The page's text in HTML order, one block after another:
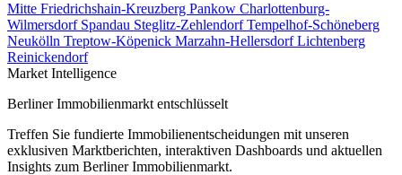
Mitte Friedrichshain-Kreuzberg Pankow Charlottenburg-
Wilmersdorf Spandau Steglitz-ZehlendorfTempelhof-Schöneberg
Neukölln Treptow-Köpenick Marzahn-HellersdorfLichtenberg
Reinickendorf
Market Intelligence
Berliner Immobilienmarkt entschlüsselt
Treffen Sie fundierte Immobilienentscheidungen mit unseren
exklusiven Marktberichten, interaktiven Dashboards und aktuellen
Insights zum Berliner Immobilienmarkt.